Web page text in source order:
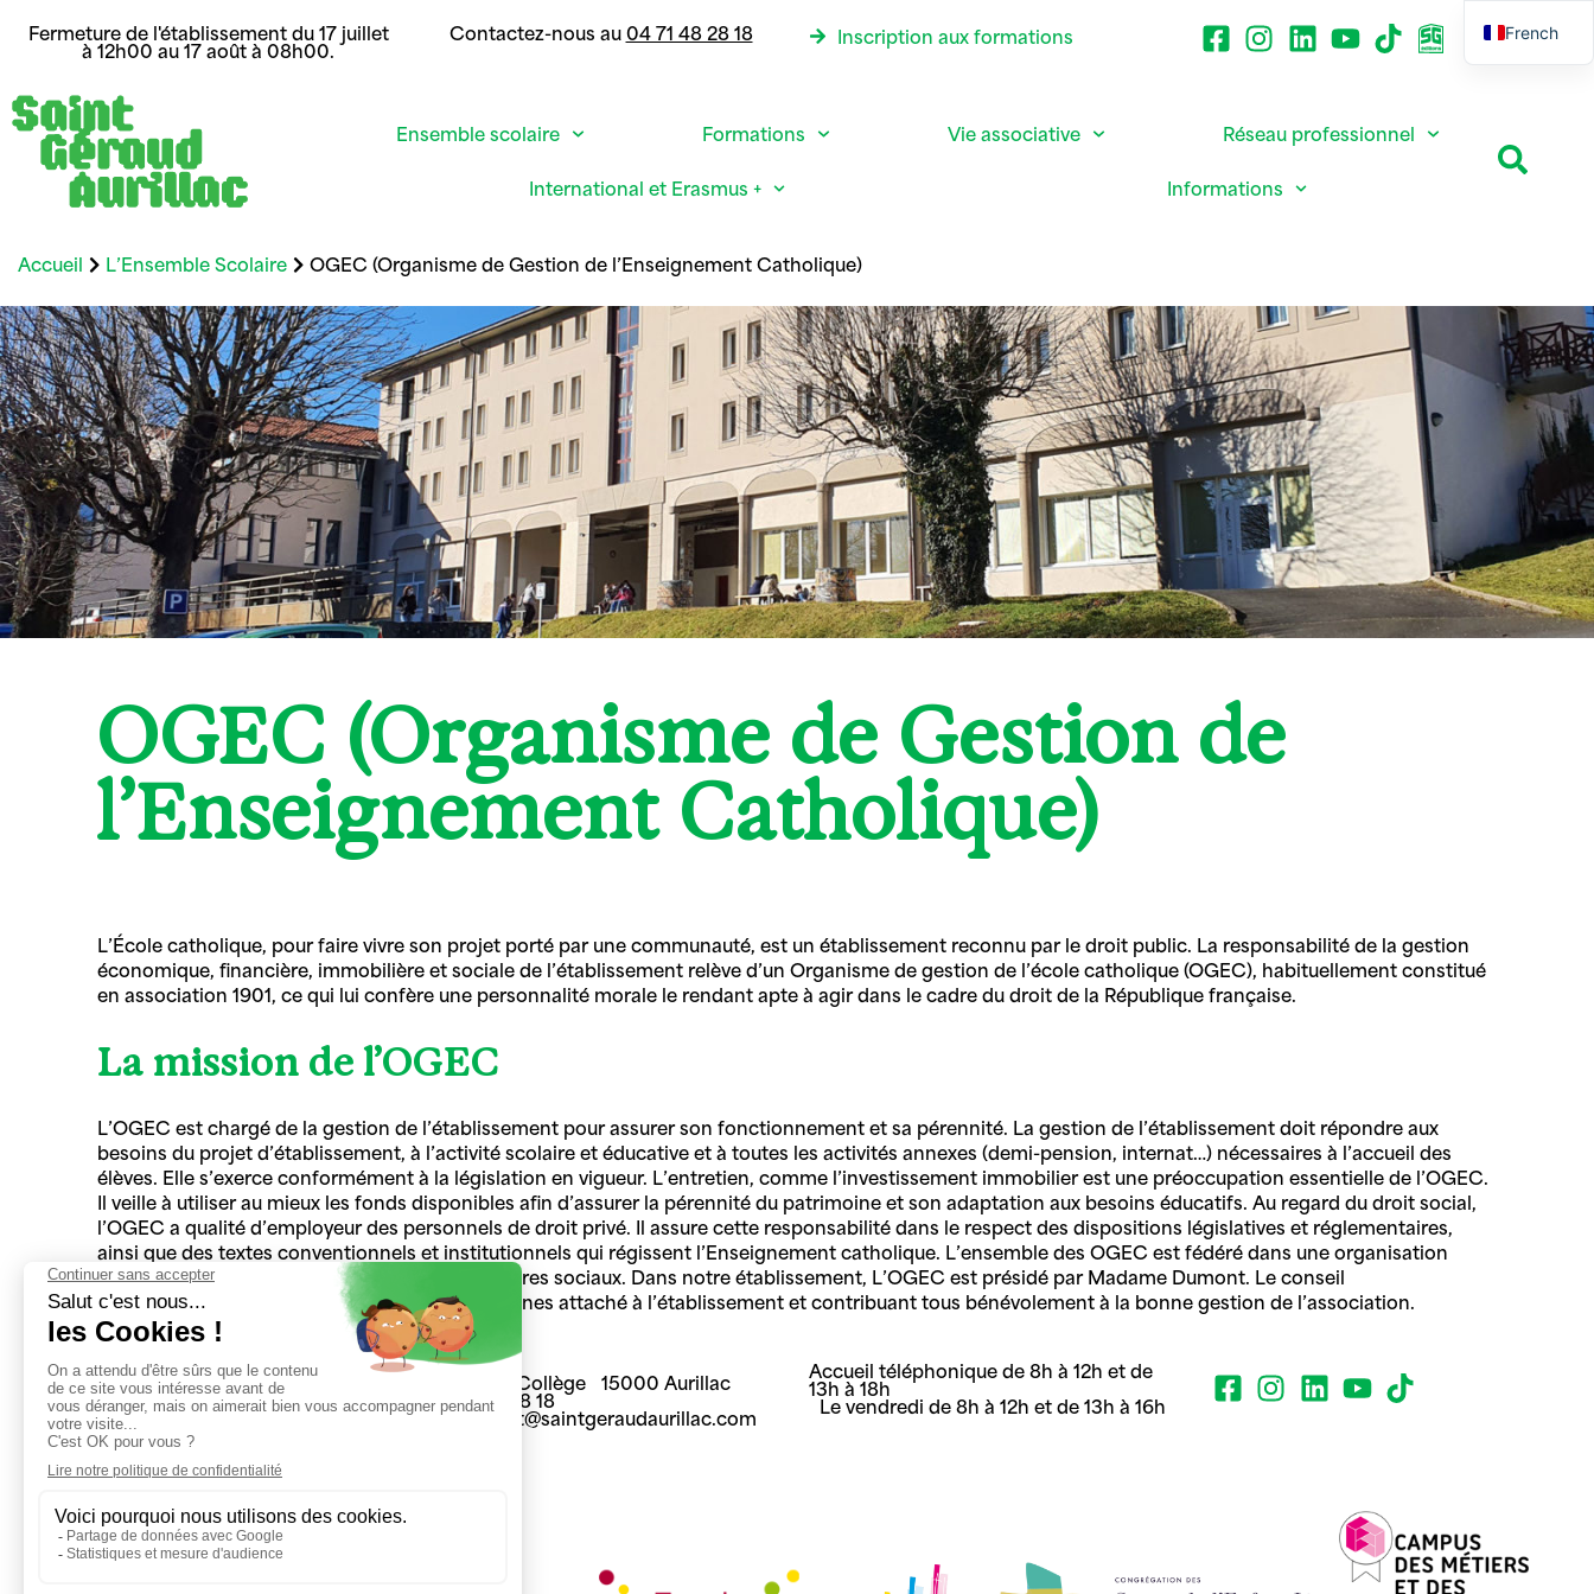
Fermeture de l'établissement du 17 juillet
à 12h00 au 17 août à 08h00.
Contactez-nous au04 71 48 28 18 Inscription aux formations
Ensemble scolaire Formations Vie associative Réseau professionnel
International et Erasmus + Informations
Accueil L’Ensemble Scolaire OGEC (Organisme de Gestion de l’Enseignement Catholique)
OGEC (Organisme de Gestion de
l’Enseignement Catholique)
L’École catholique, pour faire vivre son projet porté par une communauté, est un établissement reconnu par le droit public. La responsabilité de la gestion
économique, financière, immobilière et sociale de l’établissement relève d’un Organisme de gestion de l’école catholique (OGEC), habituellement constitué
en association 1901, ce qui lui confère une personnalité morale le rendant apte à agir dans le cadre du droit de la République française.
La mission de l’OGEC
L’OGEC est chargé de la gestion de l’établissement pour assurer son fonctionnement et sa pérennité. La gestion de l’établissement doit répondre aux
besoins du projet d’établissement, à l’activité scolaire et éducative et à toutes les activités annexes (demi-pension, internat…) nécessaires à l’accueil des
élèves. Elle s’exerce conformément à la législation en vigueur. L’entretien, comme l’investissement immobilier est une préoccupation essentielle de l’OGEC.
Il veille à utiliser au mieux les fonds disponibles afin d’assurer la pérennité du patrimoine et son adaptation aux besoins éducatifs. Au regard du droit social,
l’OGEC a qualité d’employeur des personnels de droit privé. Il assure cette responsabilité dans le respect des dispositions législatives et réglementaires,
ainsi que des textes conventionnels et institutionnels qui régissent l’Enseignement catholique. L’ensemble des OGEC est fédéré dans une organisation
nationale interlocutrice de l’état et des partenaires sociaux. Dans notre établissement, L’OGEC est présidé par Madame Dumont. Le conseil
d’administration compte une dizaine de personnes attaché à l’établissement et contribuant tous bénévolement à la bonne gestion de l’association.
23 rue du Collège 15000 Aurillac
04 71 48 28 18
secretariat@saintgeraudaurillac.com
Accueil téléphonique de 8h à 12h et de
13h à 18h
Le vendredi de 8h à 12h et de 13h à 16h
French